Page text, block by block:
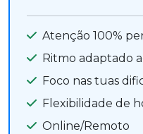
Atenção 100%
Ritmo adaptado
Foco nas tuas
Flexibilidade de
Online/Remoto